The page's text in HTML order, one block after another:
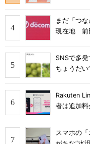
まだ「つ
現在地 前
SNSで多
ちょうだ
Rakuten
者は追加
スマホの